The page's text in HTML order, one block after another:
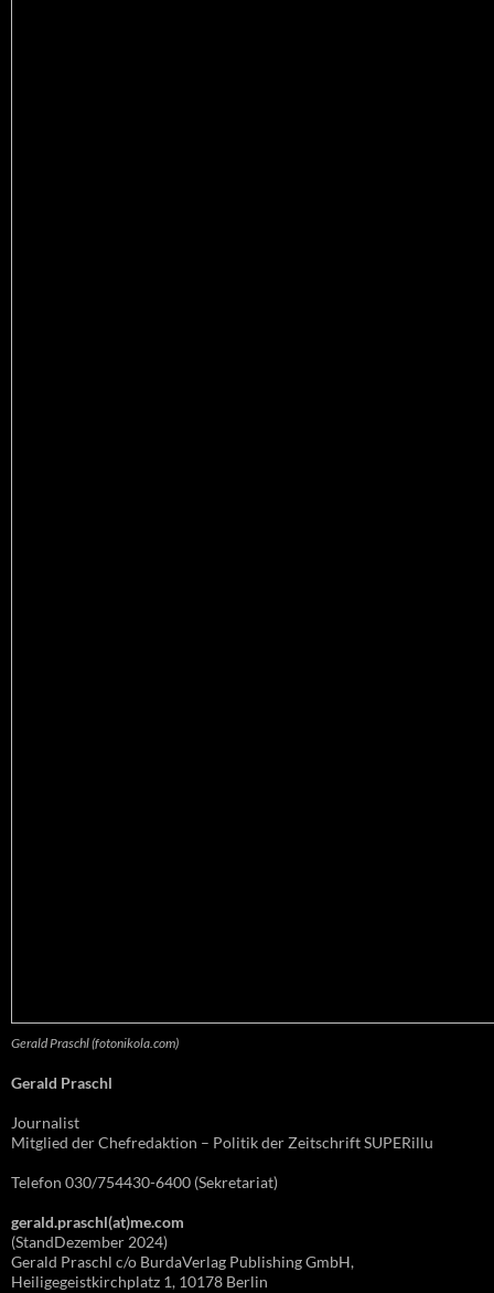
Gerald Praschl (fotonikola.com)
Gerald Praschl
Journalist
Mitglied der Chefredaktion – Politik der Zeitschrift SUPERillu
Telefon 030/754430-6400 (Sekretariat)
gerald.praschl(at)me.com
(StandDezember 2024)
Gerald Praschl c/o BurdaVerlag Publishing GmbH,
Heiligegeistkirchplatz 1, 10178 Berlin